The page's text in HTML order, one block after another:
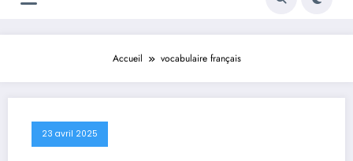
Accueil vocabulaire français
23 avril 2025